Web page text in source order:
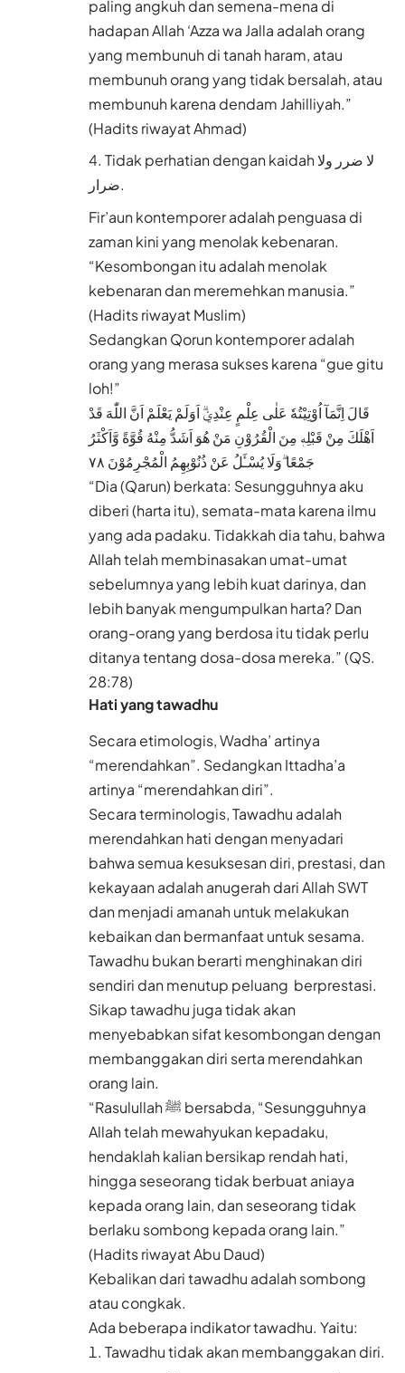
paling angkuh dan semena-mena di
hadapan Allah ‘Azza wa Jalla adalah orang
yang membunuh di tanah haram, atau
membunuh orang yang tidak bersalah, atau
membunuh karena dendam Jahilliyah.”
(Hadits riwayat Ahmad)
Tidak perhatian dengan kaidah لا ضرر ولا
ضرار.
Fir’aun kontemporer adalah penguasa di
zaman kini yang menolak kebenaran.
“Kesombongan itu adalah menolak
kebenaran dan meremehkan manusia.”
(Hadits riwayat Muslim)
Sedangkan Qorun kontemporer adalah
orang yang merasa sukses karena “gue gitu
loh!”
قَالَ اِنَّمَآ اُوْتِيْتُهٗ عَلٰى عِلْمٍ عِنْدِيْۗ اَوَلَمْ يَعْلَمْ اَنَّ اللّٰهَ قَدْ
اَهْلَكَ مِنْ قَبْلِهٖ مِنَ الْقُرُوْنِ مَنْ هُوَ اَشَدُّ مِنْهُ قُوَّةً وَّاَكْثَرُ
جَمْعًا ۗوَلَا يُسْـَٔلُ عَنْ ذُنُوْبِهِمُ الْمُجْرِمُوْنَ ٧٨
“Dia (Qarun) berkata: Sesungguhnya aku
diberi (harta itu), semata-mata karena ilmu
yang ada padaku. Tidakkah dia tahu, bahwa
Allah telah membinasakan umat-umat
sebelumnya yang lebih kuat darinya, dan
lebih banyak mengumpulkan harta? Dan
orang-orang yang berdosa itu tidak perlu
ditanya tentang dosa-dosa mereka.” (QS.
28:78)
Hati yang tawadhu
Secara etimologis, Wadha’ artinya
“merendahkan”. Sedangkan Ittadha’a
artinya “merendahkan diri”.
Secara terminologis, Tawadhu adalah
merendahkan hati dengan menyadari
bahwa semua kesuksesan diri, prestasi, dan
kekayaan adalah anugerah dari Allah SWT
dan menjadi amanah untuk melakukan
kebaikan dan bermanfaat untuk sesama.
Tawadhu bukan berarti menghinakan diri
sendiri dan menutup peluang berprestasi.
Sikap tawadhu juga tidak akan
menyebabkan sifat kesombongan dengan
membanggakan diri serta merendahkan
orang lain.
“Rasulullah ﷺ bersabda, “Sesungguhnya
Allah telah mewahyukan kepadaku,
hendaklah kalian bersikap rendah hati,
hingga seseorang tidak berbuat aniaya
kepada orang lain, dan seseorang tidak
berlaku sombong kepada orang lain.”
(Hadits riwayat Abu Daud)
Kebalikan dari tawadhu adalah sombong
atau congkak.
Ada beberapa indikator tawadhu. Yaitu:
Tawadhu tidak akan membanggakan diri.